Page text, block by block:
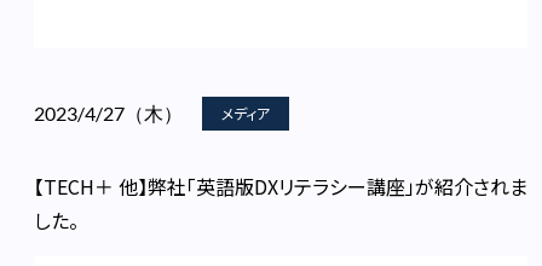
2023/4/27（木） メディア
【TECH＋ 他】弊社「英語版DXリテラシー講座」が紹介されま
した。